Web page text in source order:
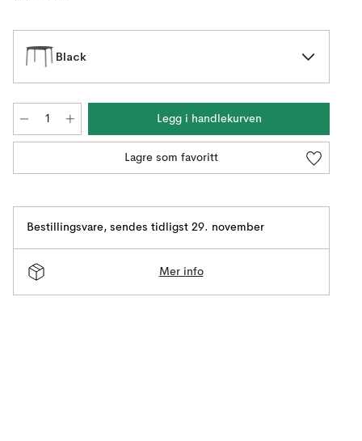
Black
Legg i handlekurven
Lagre som favoritt
Bestillingsvare, sendes tidligst 29. november
Mer info